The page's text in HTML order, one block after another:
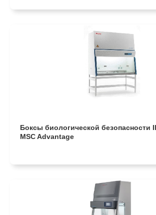
Боксы биологической безопасности
MSC Advantage